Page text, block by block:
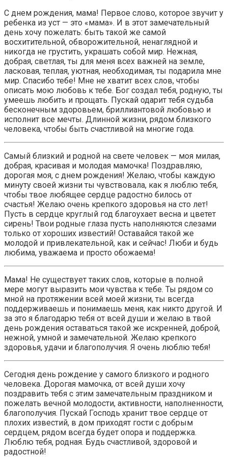
С днем рождения, мама! Первое слово, которое звучит у
ребенка из уст — это «мама». И в этот замечательный
день хочу пожелать: быть такой же самой
восхитительной, обворожительной, ненаглядной и
никогда не грустить, украшать собой мир. Нежная,
добрая, светлая, ты для меня всех важней на земле,
ласковая, теплая, уютная, необходимая, ты подарила мне
мир. Спасибо тебе! Мне не хватит всех слов, чтобы
описать мою любовь к тебе. Бог создал тебя, родную, ты
умеешь любить и прощать. Пускай одарит тебя судьба
бесконечным здоровьем, бриллиантовой любовью и
исполнит все мечты. Длинной жизни, рядом близкого
человека, чтобы быть счастливой на многие года.
Самый близкий и родной на свете человек — моя милая,
добрая, красивая и молодая мамочка! Поздравляю,
дорогая моя, с днем рождения! Желаю, чтобы каждую
минуту своей жизни ты чувствовала, как я люблю тебя,
чтобы твое любящее сердце радостно билось от
счастья! Желаю очень крепкого здоровья на сто лет!
Пусть в сердце круглый год благоухает весна и цветет
сирень! Твои родные глаза пусть наполняются слезами
только от хороших известий! Оставайся такой же
молодой и привлекательной, как и сейчас! Люби и будь
любима, уважаема и просто обожаема!
Мама! Не существует таких слов, которые в полной
мере могут выразить мои чувства к тебе. Ты рядом со
мной на протяжении всей моей жизни, ты всегда
поддерживаешь и понимаешь меня, как никто другой. И
за это я благодарю тебя от всей души и желаю в твой
день рождения оставаться такой же искренней, доброй,
нежной, умной и замечательной. Желаю крепкого
здоровья, удачи и благополучия. Я очень люблю тебя!
Сегодня день рождение у самого близкого и родного
человека. Дорогая мамочка, от всей души хочу
поздравить тебя с этим замечательным праздником и
пожелать вечной молодости, активности, наполненности,
благополучия. Пускай Господь хранит твое сердце от
плохих известий, в дом приходят гости с добрым
сердцем, рядом всегда будет опора и поддержка.
Люблю тебя, родная. Будь счастливой, здоровой и
радостной!